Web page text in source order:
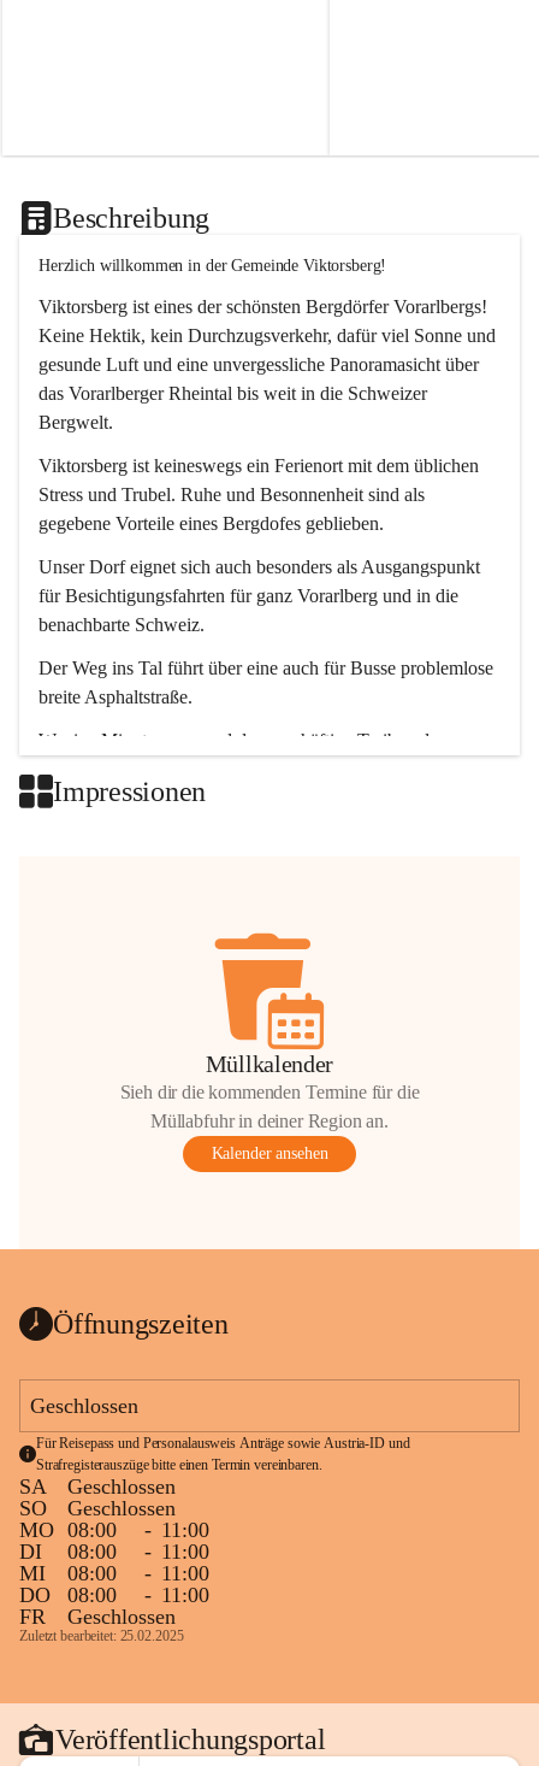
Beschreibung
Herzlich willkommen in der Gemeinde Viktorsberg!
Viktorsberg ist eines der schönsten Bergdörfer Vorarlbergs!
Keine Hektik, kein Durchzugsverkehr, dafür viel Sonne und
gesunde Luft und eine unvergessliche Panoramasicht über
das Vorarlberger Rheintal bis weit in die Schweizer
Bergwelt.
Viktorsberg ist keineswegs ein Ferienort mit dem üblichen
Stress und Trubel. Ruhe und Besonnenheit sind als
gegebene Vorteile eines Bergdofes geblieben.
Unser Dorf eignet sich auch besonders als Ausgangspunkt
für Besichtigungsfahrten für ganz Vorarlberg und in die
benachbarte Schweiz.
Der Weg ins Tal führt über eine auch für Busse problemlose
breite Asphaltstraße.
Wenige Minuten nur, und das geschäftige Treiben der
Impressionen
Müllkalender
Sieh dir die kommenden Termine für die
Müllabfuhr in deiner Region an.
Kalender ansehen
Öffnungszeiten
Geschlossen
Für Reisepass und Personalausweis Anträge sowie Austria-ID und
Strafregisterauszüge bitte einen Termin vereinbaren.
SA
Geschlossen
SO
Geschlossen
MO 08:00 - 11:00
DI
08:00 - 11:00
MI
08:00 - 11:00
DO
08:00 - 11:00
FR
Geschlossen
Zuletzt bearbeitet: 25.02.2025
Veröffentlichungsportal